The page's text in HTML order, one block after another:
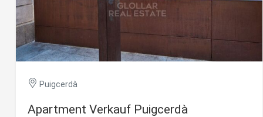
apartamento con encanto, luminoso y rodeado de
naturaleza, en una de las poblaciones más apreciadas de
Puigcerdà
Apartment Verkauf Puigcerdà
Diese
seiner
auf